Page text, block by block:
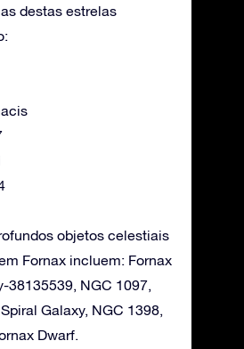
destas estrelas
objetos celestiais
Fornax incluem: Fornax
38135539, NGC 1097,
Galaxy, NGC 1398,
Dwarf.